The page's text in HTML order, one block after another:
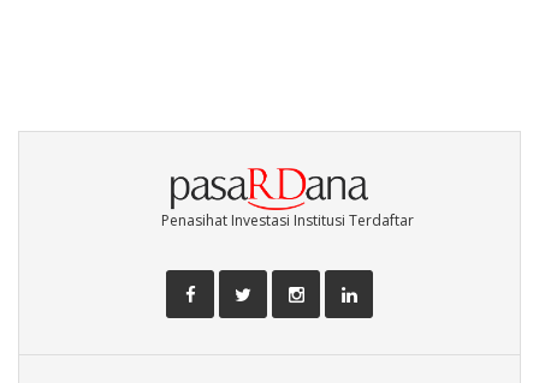
Penasihat Investasi Institusi Terdaftar